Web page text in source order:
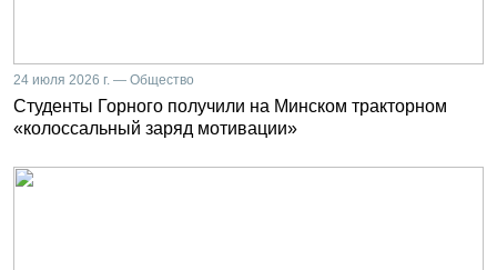
24 июля 2026 г. — Общество
Студенты Горного получили на Минском тракторном
«колоссальный заряд мотивации»